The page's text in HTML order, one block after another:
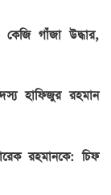
গাঁজা উদ্ধার,
হাফিজুর রহমান
রহমানকে: চিফ